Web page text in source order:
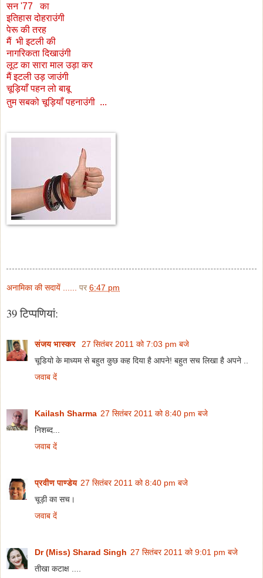
सन '77 का
इतिहास दोहराउंगी
पेरू की तरह
मैं भी इटली की
नागरिकता दिखाउंगी
लूट का सारा माल उड़ा कर
मैं इटली उड़ जाउंगी
चूड़ियाँ पहन लो बाबू
तुम सबको चूड़ियाँ पहनाउंगी ...
अनामिका की सदायें ...... पर 6:47 pm
39 टिप्‍पणियां:
संजय भास्‍कर
27 सितंबर 2011 को 7:03 pm बजे
चूडियो के माध्यम से बहुत कुछ कह दिया है आपने! बहुत सच लिखा है अपने ..
जवाब दें
Kailash Sharma 27 सितंबर 2011 को 8:40 pm बजे
निशब्द...
जवाब दें
प्रवीण पाण्डेय 27 सितंबर 2011 को 8:40 pm बजे
चूड़ी का सच।
जवाब दें
Dr (Miss) Sharad Singh 27 सितंबर 2011 को 9:01 pm बजे
तीखा कटाक्ष ....